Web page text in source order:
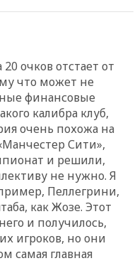
очков отстает от
что может не
финансовые
калибра клуб,
очень похожа на
Сити»,
и решили,
не нужно. Я
Пеллегрини,
как Жозе. Этот
и получилось,
игроков, но они
самая главная